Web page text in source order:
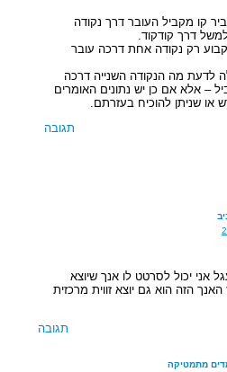
קו מקביל העובר דרך נקודה
דרך קודקוד.
רק נקודה אחת דרכה עובר
לדעת מה הנקודה השנייה דרכה
– אלא אם כן יש נתונים האומרים
או שניתן להוכיח בעזרתם.
תגובה
אני יכול לסרטט לו אנך שיוצא
הזה הוא גם יוצא זווית מרכזית
תגובה
מתמטיקה